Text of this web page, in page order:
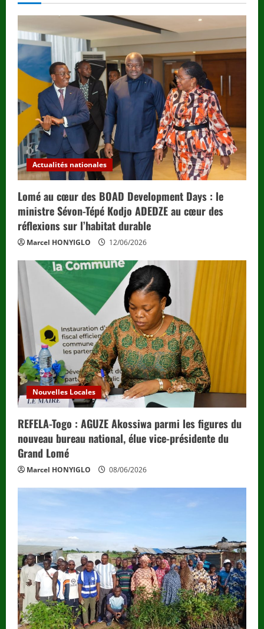
Actualités nationales
Lomé au cœur des BOAD Development Days : le
ministre Sévon-Tépé Kodjo ADEDZE au cœur des
réflexions sur l’habitat durable
Marcel HONYIGLO 12/06/2026
Nouvelles Locales
REFELA-Togo : AGUZE Akossiwa parmi les figures du
nouveau bureau national, élue vice-présidente du
Grand Lomé
Marcel HONYIGLO 08/06/2026